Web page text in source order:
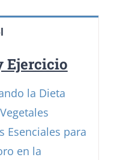
Ejercicio
la Dieta
Esenciales para
en la